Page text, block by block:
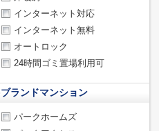
インターネット対応
インターネット無料
オートロック
24時間ゴミ置場利用可
ブランドマンション
パークホームズ